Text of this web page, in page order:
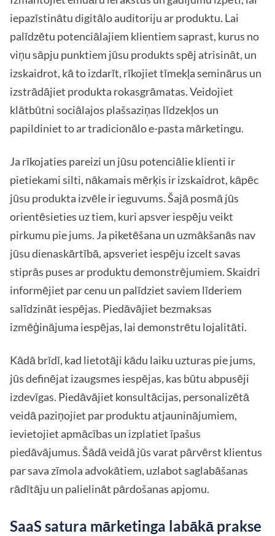
iepazīstinātu digitālo auditoriju ar produktu. Lai
palīdzētu potenciālajiem klientiem saprast, kurus no
viņu sāpju punktiem jūsu produkts spēj atrisināt, un
izskaidrot, kā to izdarīt, rīkojiet tīmekļa seminārus un
izstrādājiet produkta rokasgrāmatas. Veidojiet
klātbūtni sociālajos plašsaziņas līdzekļos un
papildiniet to ar tradicionālo e-pasta mārketingu.
Ja rīkojaties pareizi un jūsu potenciālie klienti ir
pietiekami silti, nākamais mērķis ir izskaidrot, kāpēc
jūsu produkta izvēle ir ieguvums. Šajā posmā jūs
orientēsieties uz tiem, kuri apsver iespēju veikt
pirkumu pie jums. Ja piketēšana un uzmākšanās nav
jūsu dienaskārtībā, apsveriet iespēju izcelt savas
stiprās puses ar produktu demonstrējumiem. Skaidri
informējiet par cenu un palīdziet saviem līderiem
salīdzināt iespējas. Piedāvājiet bezmaksas
izmēģinājuma iespējas, lai demonstrētu lojalitāti.
Kādā brīdī, kad lietotāji kādu laiku uzturas pie jums,
jūs definējat izaugsmes iespējas, kas būtu abpusēji
izdevīgas. Piedāvājiet konsultācijas, personalizētā
veidā paziņojiet par produktu atjauninājumiem,
ievietojiet apmācības un izplatiet īpašus
piedāvājumus. Šādā veidā jūs varat pārvērst klientus
par sava zīmola advokātiem, uzlabot saglabāšanas
rādītāju un palielināt pārdošanas apjomu.
SaaS satura mārketinga labākā prakse